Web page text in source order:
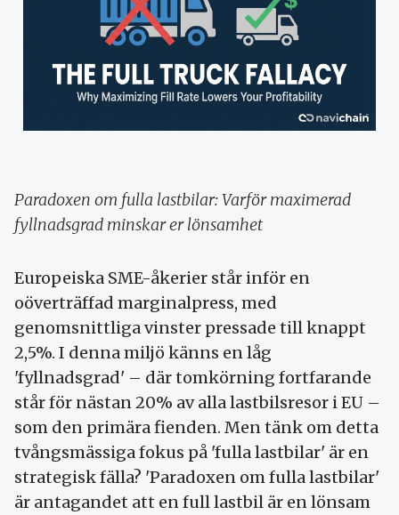
Paradoxen om fulla lastbilar: Varför maximerad
fyllnadsgrad minskar er lönsamhet
Europeiska SME-åkerier står inför en
oöverträffad marginalpress, med
genomsnittliga vinster pressade till knappt
2,5%. I denna miljö känns en låg
'fyllnadsgrad' – där tomkörning fortfarande
står för nästan 20% av alla lastbilsresor i EU –
som den primära fienden. Men tänk om detta
tvångsmässiga fokus på 'fulla lastbilar' är en
strategisk fälla? 'Paradoxen om fulla lastbilar'
är antagandet att en full lastbil är en lönsam